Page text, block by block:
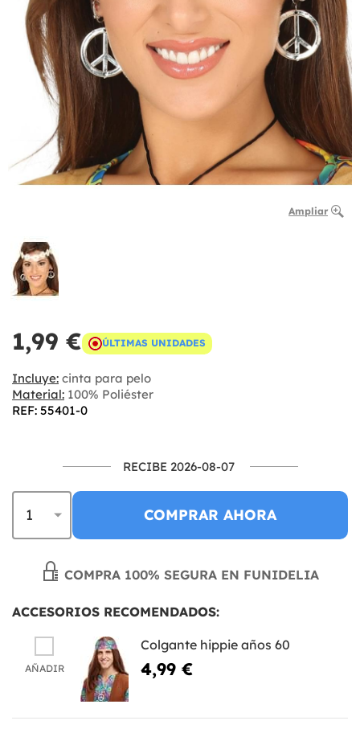
Ampliar
1,99 € ÚLTIMAS UNIDADES
Incluye: cinta para pelo
Material: 100% Poliéster
REF: 55401-0
RECIBE 2026-08-07
COMPRAR AHORA
COMPRA 100% SEGURA EN FUNIDELIA
ACCESORIOS RECOMENDADOS:
AÑADIR
Colgante hippie años 60
4,99 €